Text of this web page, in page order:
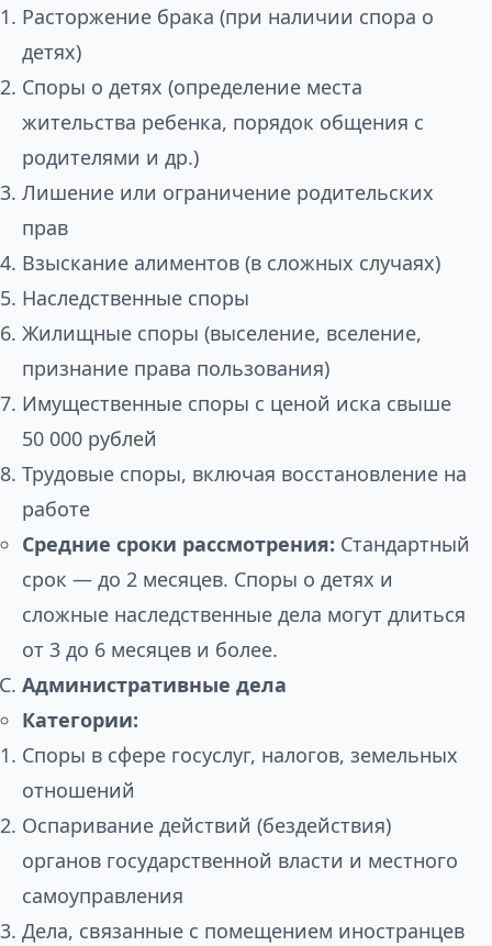
Расторжение брака (при наличии спора о
детях)
Споры о детях (определение места
жительства ребенка, порядок общения с
родителями и др.)
Лишение или ограничение родительских
прав
Взыскание алиментов (в сложных случаях)
Наследственные споры
Жилищные споры (выселение, вселение,
признание права пользования)
Имущественные споры с ценой иска свыше
50 000 рублей
Трудовые споры, включая восстановление на
работе
Средние сроки рассмотрения: Стандартный
срок — до 2 месяцев. Споры о детях и
сложные наследственные дела могут длиться
от 3 до 6 месяцев и более.
Административные дела
Категории:
Споры в сфере госуслуг, налогов, земельных
отношений
Оспаривание действий (бездействия)
органов государственной власти и местного
самоуправления
Дела, связанные с помещением иностранцев